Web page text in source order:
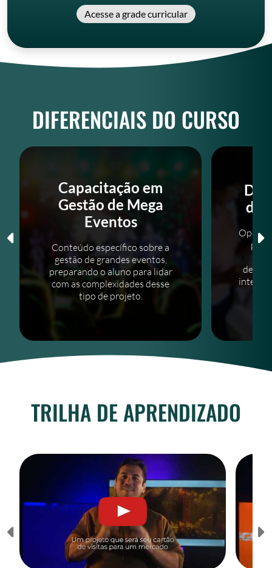
DIFERENCIAIS DO CURSO
Capacitação em
Gestão de Mega
Eventos
Conteúdo específico sobre a
gestão de grandes eventos,
preparando o aluno para lidar
com as complexidades desse
tipo de projeto.
de
Acesse a grade curricular
TRILHA DE APRENDIZADO